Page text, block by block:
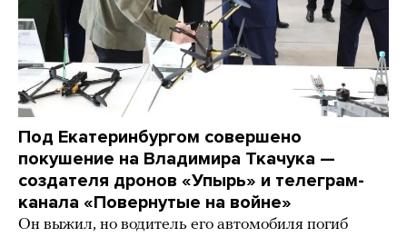
Под Екатеринбургом совершено
покушение на Владимира Ткачука —
создателя дронов «Упырь» и телеграм-
канала «Повернутые на войне»
Он выжил, но водитель его автомобиля погиб